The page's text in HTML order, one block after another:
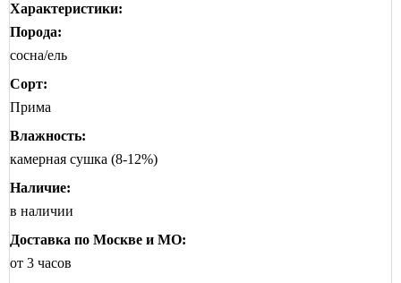
Характеристики:
Порода:
сосна/ель
Сорт:
Прима
Влажность:
камерная сушка (8-12%)
Наличие:
в наличии
Доставка по Москве и МО:
от 3 часов